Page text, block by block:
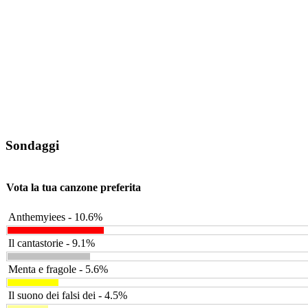
Sondaggi
Vota la tua canzone preferita
Anthemyiees - 10.6%
Il cantastorie - 9.1%
Menta e fragole - 5.6%
Il suono dei falsi dei - 4.5%